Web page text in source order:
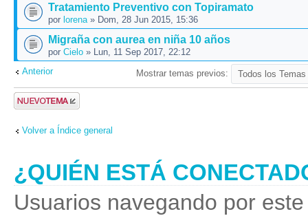
Tratamiento Preventivo con Topiramato
por lorena » Dom, 28 Jun 2015, 15:36
Migraña con aurea en niña 10 años
por Cielo » Lun, 11 Sep 2017, 22:12
Anterior
Mostrar temas previos:
Publicar un
nuevo tema
Volver a Índice general
¿QUIÉN ESTÁ
Usuarios navegando por